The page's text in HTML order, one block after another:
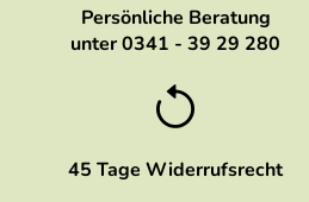
Persönliche Beratung
unter 0341 - 39 29 280
45 Tage Widerrufsrecht